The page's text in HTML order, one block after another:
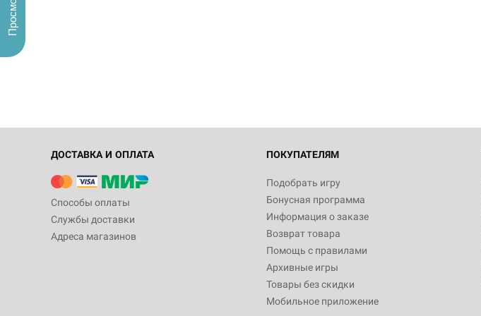
ДОСТАВКА И ОПЛАТА
Способы оплаты
Службы доставки
Адреса магазинов
ПОКУПАТЕЛЯМ
Подобрать игру
Бонусная программа
Информация о заказе
Возврат товара
Помощь с правилами
Архивные игры
Товары без скидки
Мобильное приложение